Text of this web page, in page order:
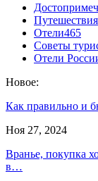
Путешествия
Отели465
Советы
Отели
Новое:
Как правильно и
Ноя 27, 2024
Вранье, покупка
в…